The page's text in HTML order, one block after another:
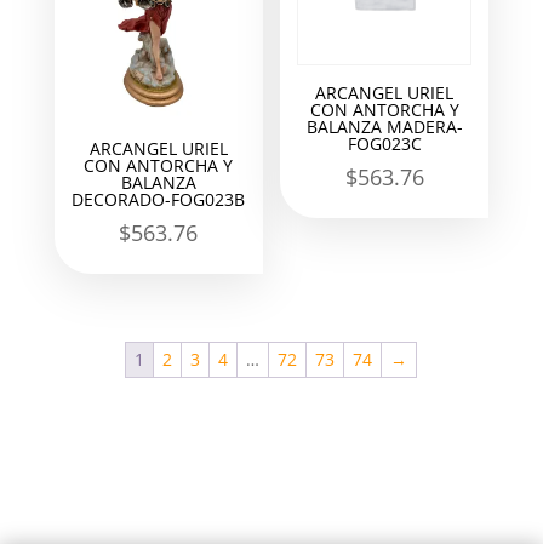
ARCANGEL URIEL
CON ANTORCHA Y
BALANZA
DECORADO-FOG023B
$563.76
ARCANGEL URIEL
CON ANTORCHA Y
BALANZA MADERA-
FOG023C
$563.76
1 2 3 4 … 72 73 74 →